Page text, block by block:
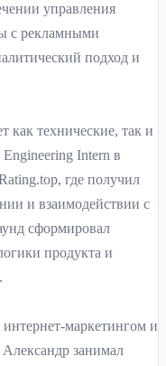
управления
с рекламными
подход и
как технические, так и
Intern в
где получил
и взаимодействии с
сформировал
продукта и
маркетингом и
занимал